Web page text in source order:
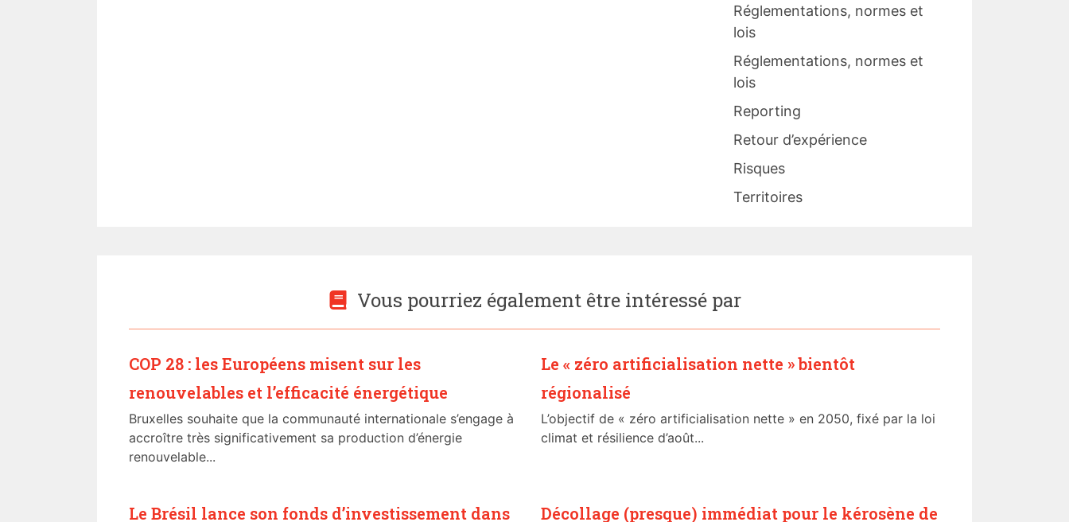
Réglementations, normes et
lois
Réglementations, normes et
lois
Reporting
Retour d’expérience
Risques
Territoires
Vous pourriez également être intéressé par
COP 28 : les Européens misent sur les
renouvelables et l’efficacité énergétique
Bruxelles souhaite que la communauté internationale s’engage à
accroître très significativement sa production d’énergie
renouvelable...
Le « zéro artificialisation nette » bientôt
régionalisé
L’objectif de « zéro artificialisation nette » en 2050, fixé par la loi
climat et résilience d’août...
Le Brésil lance son fonds d’investissement dans
Décollage (presque) immédiat pour le kérosène de